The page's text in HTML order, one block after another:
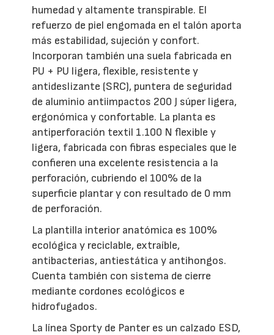
humedad y altamente transpirable. El
refuerzo de piel engomada en el talón aporta
más estabilidad, sujeción y confort.
Incorporan también una suela fabricada en
PU + PU ligera, flexible, resistente y
antideslizante (SRC), puntera de seguridad
de aluminio antiimpactos 200 J súper ligera,
ergonómica y confortable. La planta es
antiperforación textil 1.100 N flexible y
ligera, fabricada con fibras especiales que le
confieren una excelente resistencia a la
perforación, cubriendo el 100% de la
superficie plantar y con resultado de 0 mm
de perforación.
La plantilla interior anatómica es 100%
ecológica y reciclable, extraíble,
antibacterias, antiestática y antihongos.
Cuenta también con sistema de cierre
mediante cordones ecológicos e
hidrofugados.
La línea Sporty de Panter es un calzado ESD,